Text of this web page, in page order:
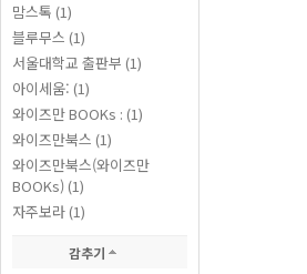
맘스톡 (1)
블루무스 (1)
서울대학교 출판부 (1)
아이세움: (1)
와이즈만 BOOKs : (1)
와이즈만북스 (1)
와이즈만북스(와이즈만
BOOKs) (1)
자주보라 (1)
감추기